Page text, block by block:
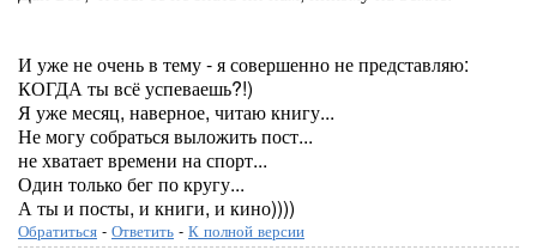
И уже не очень в тему - я совершенно не представляю:
КОГДА ты всё успеваешь?!)
Я уже месяц, наверное, читаю книгу...
Не могу собраться выложить пост...
не хватает времени на спорт...
Один только бег по кругу...
А ты и посты, и книги, и кино))))
Обратиться - Ответить - К полной версии